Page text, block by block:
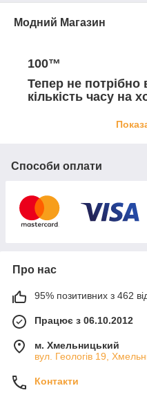
Модний Магазин
100™
Тепер не потрібно
кількість часу на
брендами, намагаючись
Актуальність цін та
годин.
Способи оплати
Про нас
95% позитивних з 462
Працює з 06.10.2012
м. Хмельницький
вул. Геологів 19,
Контакти